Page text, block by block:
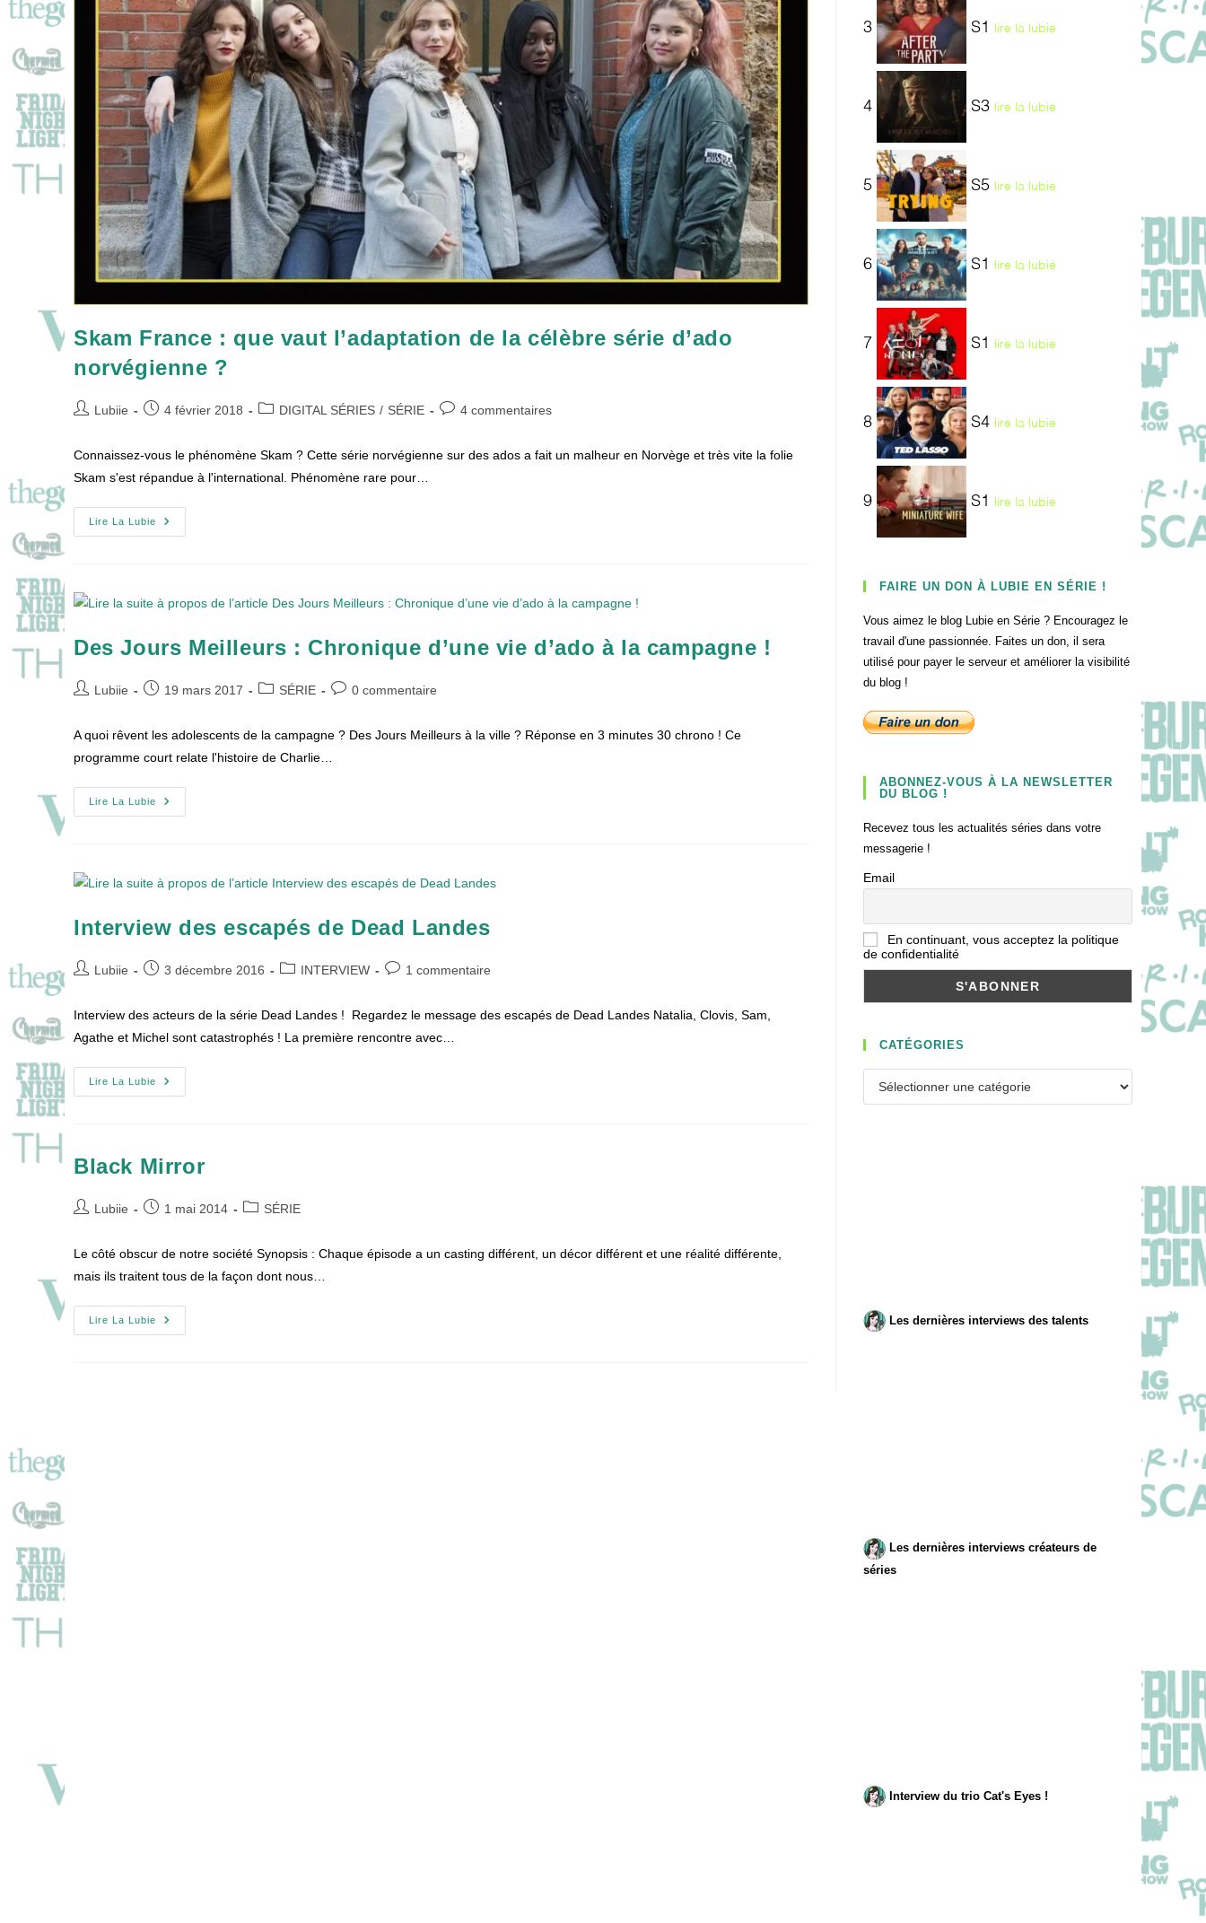
Skam France : que vaut l’adaptation de la célèbre série d’ado
norvégienne ?
Auteur/autrice
Lubiie
Publication
4 février 2018
PostDIGITAL SÉRIES / SÉRIE
Commentaires
4 commentaires
Connaissez-vous le phénomène Skam ? Cette série norvégienne sur des ados a fait un malheur en Norvège et très vite la folie
Skam s'est répandue à l'international. Phénomène rare pour…
Lire La Lubie
Skam
France
De
La
D’ado
Des Jours Meilleurs : Chronique d’une vie d’ado à la campagne !
Auteur/autrice
publication :
Lubiie
Publication
19 mars 2017
PostSÉRIE
Commentaires
0 commentaire
A quoi rêvent les adolescents de la campagne ? Des Jours Meilleurs à la ville ? Réponse en 3 minutes 30 chrono ! Ce
programme court relate l'histoire de Charlie…
Lire La Lubie
Des
Jours
Vie
D’ado
Campagne
Interview des escapés de Dead Landes
Auteur/autrice
Lubiie
Publication
3 décembre 2016
PostINTERVIEW
Commentaires
1 commentaire
Interview des acteurs de la série Dead Landes ! Regardez le message des escapés de Dead Landes Natalia, Clovis, Sam,
Agathe et Michel sont catastrophés ! La première rencontre avec…
Lire La Lubie
Interview
Des
Black Mirror
Auteur/autrice
Lubiie
Publication
1 mai 2014
PostSÉRIE
Le côté obscur de notre société Synopsis : Chaque épisode a un casting différent, un décor différent et une réalité différente,
mais ils traitent tous de la façon dont nous…
Lire La Lubie
Black
Mirror
3 S1 lire la lubie
4 S3 lire la lubie
5 S5 lire la lubie
6 S1 lire la lubie
7 S1 lire la lubie
8 S4 lire la lubie
9 S1 lire la lubie
FAIRE UN DON À LUBIE EN SÉRIE !
Vous aimez le blog Lubie en Série ? Encouragez le
travail d'une passionnée. Faites un don, il sera
utilisé pour payer le serveur et améliorer la visibilité
du blog !
ABONNEZ-VOUS À LA NEWSLETTER
DU BLOG !
Recevez tous les actualités séries dans votre
messagerie !
Email
En continuant, vous acceptez la politique
de confidentialité
CATÉGORIES
Les dernières interviews des talents
Les dernières interviews créateurs de
séries
Interview du trio Cat's Eyes !